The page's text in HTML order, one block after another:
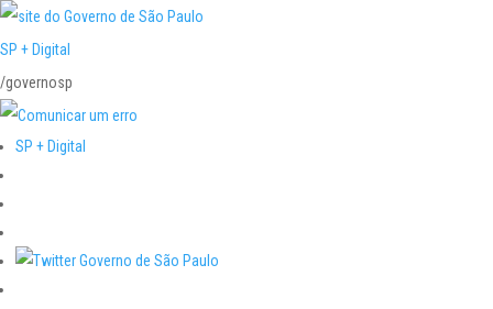
SP + Digital
/governosp
SP + Digital